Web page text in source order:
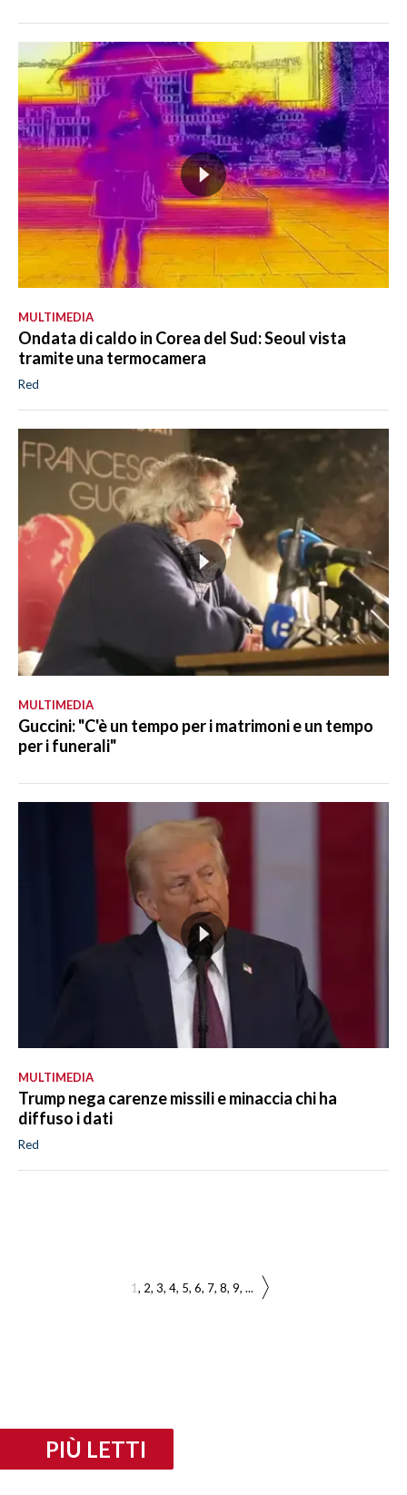
MULTIMEDIA
Ondata di caldo in Corea del Sud: Seoul vista
tramite una termocamera
Red
MULTIMEDIA
Guccini: "C'è un tempo per i matrimoni e un tempo
per i funerali"
MULTIMEDIA
Trump nega carenze missili e minaccia chi ha
diffuso i dati
Red
1 2 3 4 5 6 7 8 9 ...
PIÙ LETTI